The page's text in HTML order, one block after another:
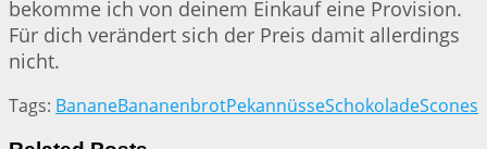
bekomme ich von deinem Einkauf eine Provision.
Für dich verändert sich der Preis damit allerdings
nicht.
Tags: BananeBananenbrotPekannüsseSchokoladeScones